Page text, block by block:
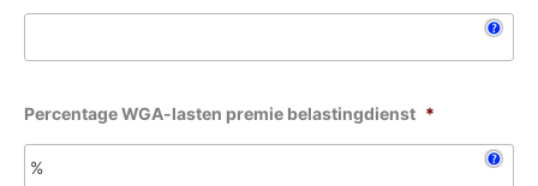
Percentage WGA-lasten premie belastingdienst *